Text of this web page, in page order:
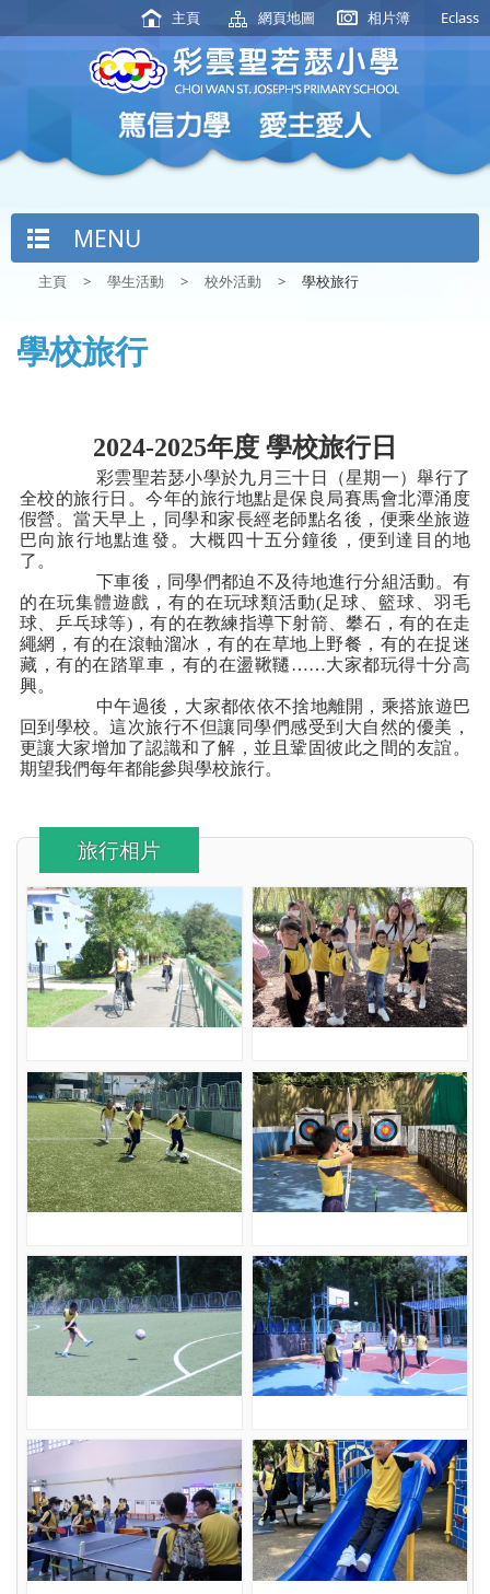
主頁 網頁地圖 相片簿 Eclass
MENU
主頁 > 學生活動 > 校外活動 > 學校旅行
學校旅行
2024-2025年度 學校旅行 日
彩雲聖若瑟小學於九月三十日（星期一）舉行了
全校的旅行日。今年的旅行地點是保良局賽馬會北潭涌度
假營。當天早上，同學和家長經老師點名後，便乘坐旅遊
巴向旅行地點進發。大概四十五分鐘後，便到達目的地
了。
下車後，同學們都迫不及待地進行分組活動。有
的在玩集體遊戲，有的在玩球類活動(足球、籃球、羽毛
球、乒乓球等)，有的在教練指導下射箭、攀石，有的在走
繩網，有的在滾軸溜冰，有的在草地上野餐，有的在捉迷
藏，有的在踏單車，有的在盪鞦韆……大家都玩得十分高
興。
中午過後，大家都依依不捨地離開，乘搭旅遊巴
回到學校。這次旅行不但讓同學們感受到大自然的優美，
更讓大家增加了認識和了解，並且鞏固彼此之間的友誼。
期望我們每年都能參與學校旅行。
旅行相片